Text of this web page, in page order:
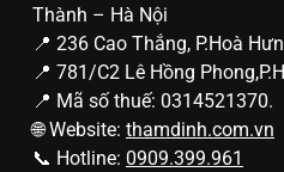
Thành – Hà Nội
📍 236 Cao Thắng, P.Hoà
📍 781/C2 Lê Hồng
📍 Mã số thuế: 0314521370.
🌐 Website: thamdinh.com.vn
📞 Hotline: 0909.399.961